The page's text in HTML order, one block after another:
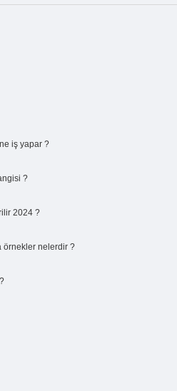
iş yapar ?
?
2024 ?
örnekler nelerdir ?